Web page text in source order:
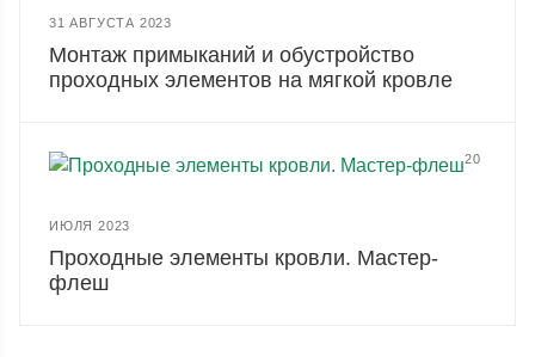
31 АВГУСТА 2023
Монтаж примыканий и обустройство
проходных элементов на мягкой кровле
20
ИЮЛЯ 2023
Проходные элементы кровли. Мастер-
флеш